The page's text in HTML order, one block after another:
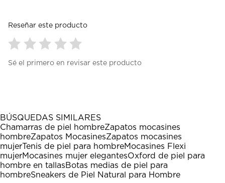
Reseñar este producto
para
1
estrella
Esta
acción
abrirá
el
formulario
de
para
estrellas.
Esta
acción
abrirá
el
formulario
de
para
estrellas.
Esta
acción
abrirá
el
formulario
de
para
estrellas.
Esta
acción
abrirá
el
formulario
de
para
estrellas.
Esta
acción
abrirá
el
formulario
de
Sé el primero en revisar este producto
BÚSQUEDAS SIMILARES
Chamarras de piel hombreZapatos mocasines
hombreZapatos MocasinesZapatos mocasines
mujerTenis de piel para hombreMocasines Flexi
mujerMocasines mujer elegantesOxford de piel para
hombre en tallasBotas medias de piel para
hombreSneakers de Piel Natural para Hombre